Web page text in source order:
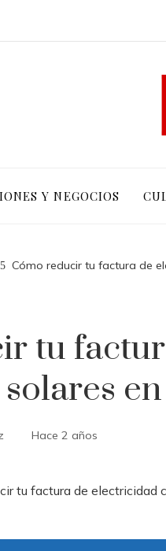
Y NEGOCIOS
Cómo reducir tu factura de
tu
Hace 2 años